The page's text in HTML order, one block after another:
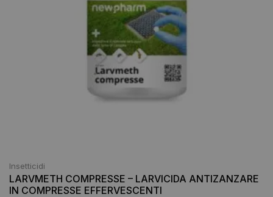
Insetticidi
LARVMETH COMPRESSE – LARVICIDA ANTIZANZARE
IN COMPRESSE EFFERVESCENTI